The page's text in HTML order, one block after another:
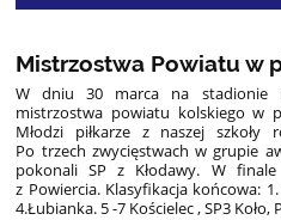
Mistrzostwa Powiatu w
W dniu 30 marca na stadionie
mistrzostwa powiatu kolskiego w
Młodzi piłkarze z naszej szkoły
Po trzech zwycięstwach w grupie
pokonali SP z Kłodawy. W
z Powiercia. Klasyfikacja końcowa: 1.
4.Łubianka. 5 -7 Kościelec , SP3 Koło,